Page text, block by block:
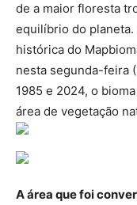
de a maior floresta
equilíbrio do planeta.
histórica do
nesta segunda-feira
1985 e 2024, o
área de vegetação
A área que foi